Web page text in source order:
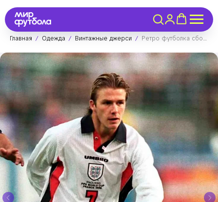
Главная Одежда Винтажные джерси Ретро футболка сборной Англии 1998